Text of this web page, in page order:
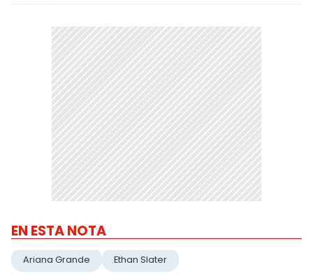
EN ESTA NOTA
Ariana Grande Ethan Slater